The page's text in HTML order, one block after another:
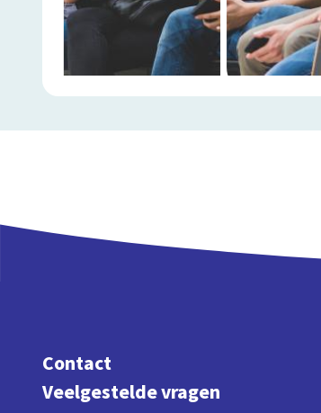
Contact
Veelgestelde vragen